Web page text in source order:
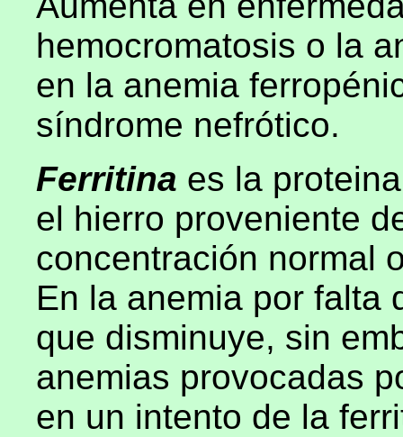
hemocromatosis o la
en la anemia
síndrome nefrótico.
Ferritina es la
el hierro proveniente
concentración normal
En la anemia por falta
que disminuye, sin
anemias provocadas
en un intento de la